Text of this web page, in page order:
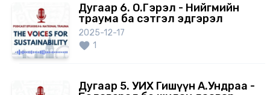
Дугаар 6. О.Гэрэл - Нийгмийн
траума ба сэтгэл эдгэрэл
2025-12-17
1
Дугаар 5. УИХ Гишүүн А.Ундраа -